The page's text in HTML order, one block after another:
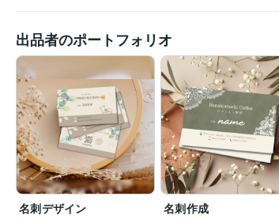
得意分野 デザイン制作
美容業界 飲食店
出品者のポートフォリオ
名刺デザイン 名刺作成